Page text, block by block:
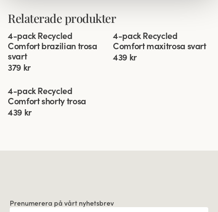
Relaterade produkter
Viewing image 1 of 3
4-pack Recycled
Comfort brazilian trosa
svart
379 kr
Viewing image 1 of 3
4-pack Recycled
Comfort maxitrosa svart
439 kr
Viewing image 1 of 3
4-pack Recycled
Comfort shorty trosa
439 kr
Prenumerera på vårt nyhetsbrev